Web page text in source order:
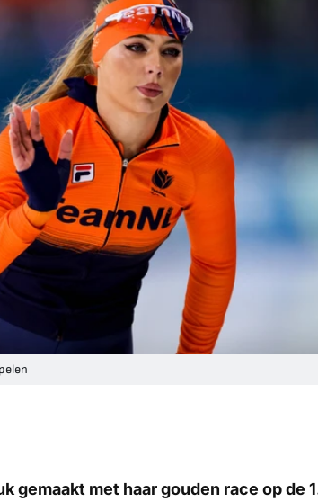
gemaakt met haar gouden race op de